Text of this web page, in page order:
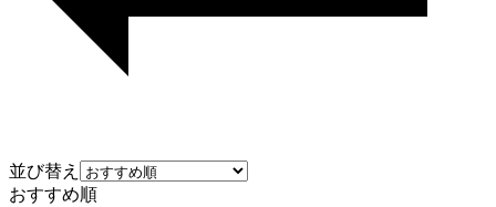
並び替え
おすすめ順